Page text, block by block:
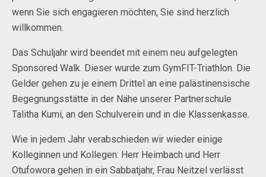
wenn Sie sich engagieren möchten, Sie sind herzlich
willkommen.
Das Schuljahr wird beendet mit einem neu aufgelegten
Sponsored Walk. Dieser wurde zum GymFIT-Triathlon. Die
Gelder gehen zu je einem Drittel an eine palästinensische
Begegnungsstätte in der Nähe unserer Partnerschule
Talitha Kumi, an den Schulverein und in die Klassenkasse.
Wie in jedem Jahr verabschieden wir wieder einige
Kolleginnen und Kollegen: Herr Heimbach und Herr
Otufowora gehen in ein Sabbatjahr, Frau Neitzel verlässt